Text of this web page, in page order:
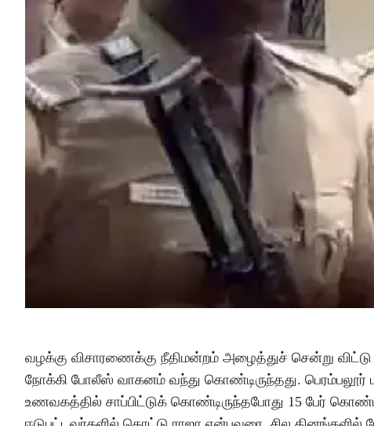
வழக்கு விசாரணைக்கு நீதிமன்றம் அழைத்துச் சென்று
நோக்கி போலீஸ் வாகனம் வந்து கொண்டிருந்தது. பெரம்பலூர்
உணவகத்தில் சாப்பிட்டுக் கொண்டிருந்தபோது 15 பேர் கொண்ட